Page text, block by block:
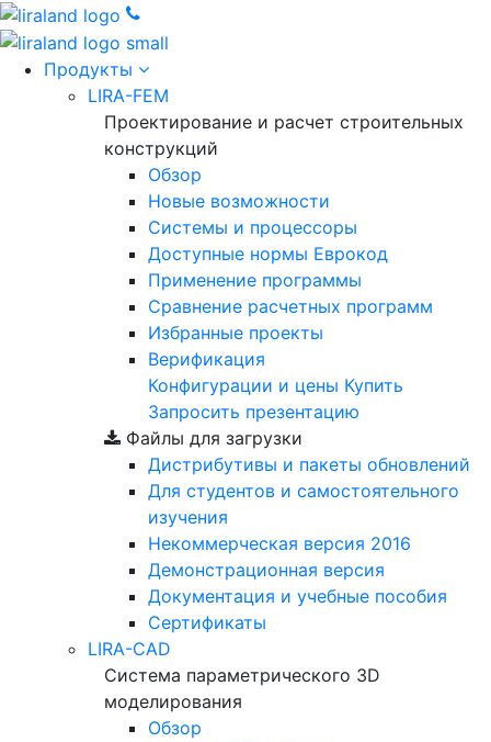
Продукты
LIRA-FEM
Проектирование и расчет строительных
конструкций
Обзор
Новые возможности
Cистемы и процессоры
Доступные нормы Еврокод
Применение программы
Сравнение расчетных программ
Избранные проекты
Верификация
Конфигурации и цены Купить
Запросить презентацию
Файлы для загрузки
Дистрибутивы и пакеты обновлений
Для студентов и самостоятельного
изучения
Некоммерческая версия 2016
Демонстрационная версия
Документация и учебные пособия
Сертификаты
LIRA-CAD
Система параметрического 3D
моделирования
Обзор